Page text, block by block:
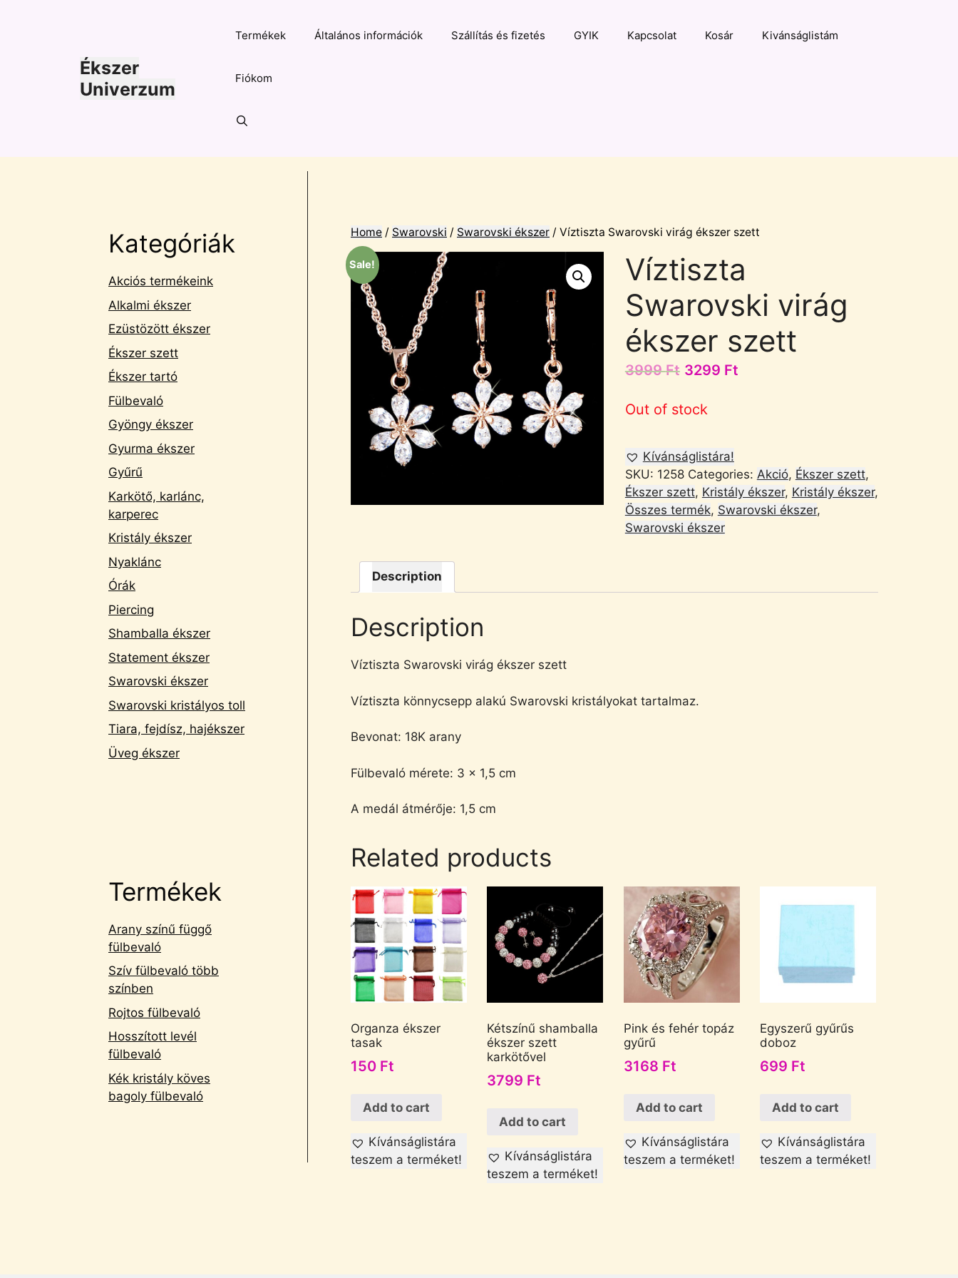
Ékszer
Univerzum
Termékek Általános információk Szállítás és fizetés GYIK Kapcsolat Kosár Kivánságlistám
Fiókom
Home / Swarovski / Swarovski ékszer / Víztiszta Swarovski virág ékszer szett
Sale!
Víztiszta
Swarovski virág
ékszer szett
3999Ft 3299 Ft
Out of stock
Kívánságlistára!
SKU: 1258 Categories: Akció, Ékszer szett,
Ékszer szett, Kristály ékszer, Kristály ékszer,
Összes termék, Swarovski ékszer,
Swarovski ékszer
Description
Description
Víztiszta Swarovski virág ékszer szett
Víztiszta könnycsepp alakú Swarovski kristályokat tartalmaz.
Bevonat: 18K arany
Fülbevaló mérete: 3 x 1,5 cm
A medál átmérője: 1,5 cm
Related products
Organza ékszer
tasak
150 Ft
Add to cart
Kívánságlistára
teszem a terméket!
Kétszínű shamballa
ékszer szett
karkötővel
3799 Ft
Add to cart
Kívánságlistára
teszem a terméket!
Pink és fehér topáz
gyűrű
3168 Ft
Add to cart
Kívánságlistára
teszem a terméket!
Egyszerű gyűrűs
doboz
699 Ft
Add to cart
Kívánságlistára
teszem a terméket!
Kategóriák
Akciós termékeink
Alkalmi ékszer
Ezüstözött ékszer
Ékszer szett
Ékszer tartó
Fülbevaló
Gyöngy ékszer
Gyurma ékszer
Gyűrű
Karkötő, karlánc,
karperec
Kristály ékszer
Nyaklánc
Órák
Piercing
Shamballa ékszer
Statement ékszer
Swarovski ékszer
Swarovski kristályos toll
Tiara, fejdísz, hajékszer
Üveg ékszer
Termékek
Arany színű függő
fülbevaló
Szív fülbevaló több
színben
Rojtos fülbevaló
Hosszított levél
fülbevaló
Kék kristály köves
bagoly fülbevaló